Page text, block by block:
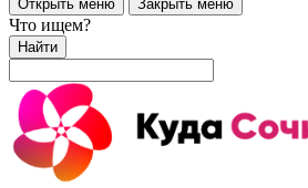
Открыть меню Закрыть меню
Что ищем?
Найти